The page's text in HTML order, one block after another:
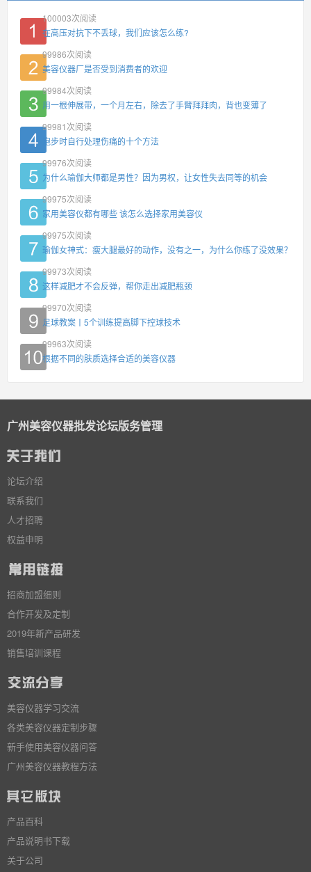
100003次阅读
在高压对抗下不丢球，我们应该怎么练?
99986次阅读
美容仪器厂是否受到消费者的欢迎
99984次阅读
用一根伸展带，一个月左右，除去了手臂拜拜肉，背也变薄了
99981 次阅读
跑步时自行处理伤痛的十个方法
99976次阅读
为什么瑜伽大师都是男性？因为男权，让女性失去同等的机会
99975次阅读
家用美容仪都有哪些 该怎么选择家用美容仪
99975次阅读
瑜伽女神式：瘦大腿最好的动作，没有之一，为什么你练了没效果？
99973次阅读
这样减肥才不会反弹，帮你走出减肥瓶颈
99970次阅读
足球教案丨5个训练提高脚下控球技术
99963次阅读
根据不同的肤质选择合适的美容仪器
广州美容仪器批发论坛版务管理
论坛介绍
联系我们
人才招聘
权益申明
招商加盟细则
合作开发及定制
2019年新产品研发
销售培训课程
美容仪器学习交流
各类美容仪器定制步骤
新手使用美容仪器问答
广州美容仪器教程方法
产品百科
产品说明书下载
关于公司